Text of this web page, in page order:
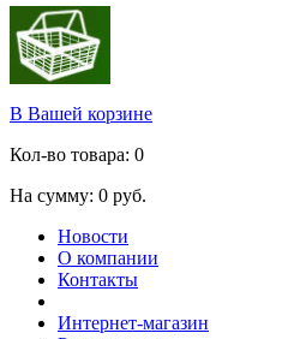
В Вашей корзине
Кол-во товара: 0
На сумму: 0 руб.
Новости
О компании
Контакты
Интернет-магазин